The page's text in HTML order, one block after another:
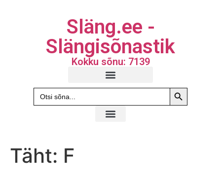
Släng.ee -
Slängisõnastik
Kokku sõnu: 7139
Search
for:
Search
Täht: F